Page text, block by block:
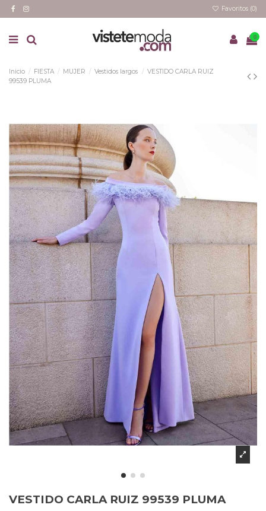
Favoritos (0)
0
Inicio FIESTA MUJER Vestidos largos
VESTIDO CARLA RUIZ
99539 PLUMA
VESTIDO CARLA RUIZ 99539 PLUMA